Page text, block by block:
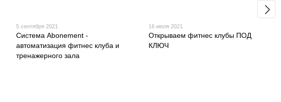
5 сентября 2021
Система Abonement -
автоматизация фитнес клуба и
тренажерного зала
16 июля 2021
Открываем фитнес клубы ПОД
КЛЮЧ